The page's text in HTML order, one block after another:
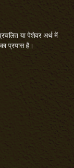
या पेशेवर अर्थ में
प्रयास है।